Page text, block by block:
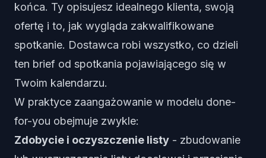
końca. Ty opisujesz idealnego klienta, swoją
ofertę i to, jak wygląda zakwalifikowane
spotkanie. Dostawca robi wszystko, co dzieli
ten brief od spotkania pojawiającego się w
Twoim kalendarzu.
W praktyce zaangażowanie w modelu done-
for-you obejmuje zwykle:
Zdobycie i oczyszczenie listy - zbudowanie